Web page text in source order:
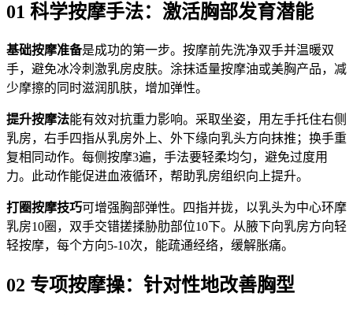
01 科学按摩手法：激活胸部发育潜能
基础按摩准备是成功的第一步。按摩前先洗净双手并温暖双
手，避免冰冷刺激乳房皮肤。涂抹适量按摩油或美胸产品，减
少摩擦的同时滋润肌肤，增加弹性。
提升按摩法能有效对抗重力影响。采取坐姿，用左手托住右侧
乳房，右手四指从乳房外上、外下缘向乳头方向抹推；换手重
复相同动作。每侧按摩3遍，手法要轻柔均匀，避免过度用
力。此动作能促进血液循环，帮助乳房组织向上提升。
打圈按摩技巧可增强胸部弹性。四指并拢，以乳头为中心环摩
乳房10圈，双手交错搓揉胁肋部位10下。从腋下向乳房方向轻
轻按摩，每个方向5-10次，能疏通经络，缓解胀痛。
02 专项按摩操：针对性地改善胸型